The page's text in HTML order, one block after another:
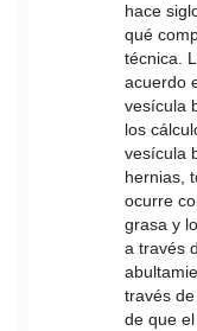
hace
qué
técnica.
acuerdo
vesícula
los
vesícula
hernias,
ocurre
grasa y
a través
través
de que